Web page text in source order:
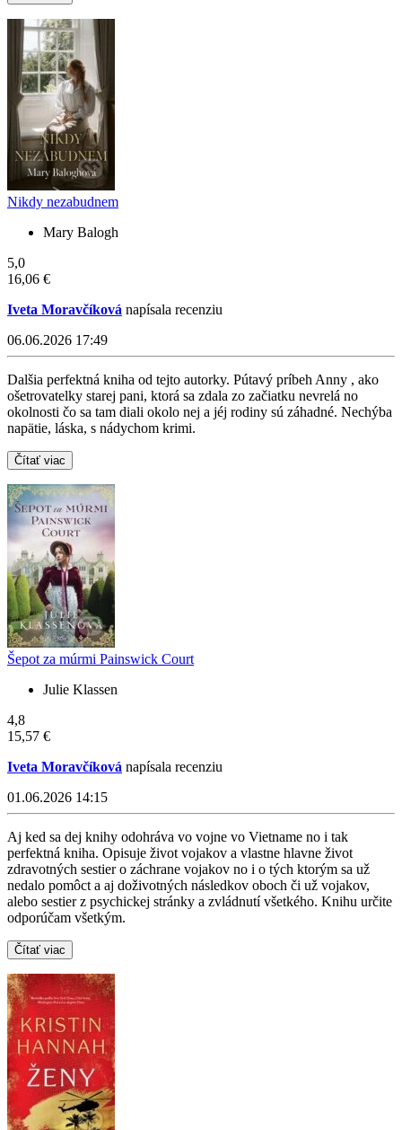
Nikdy nezabudnem
Mary Balogh
5,0
16,06 €
Iveta Moravčíková napísala recenziu
06.06.2026 17:49
Dalšia perfektná kniha od tejto autorky. Pútavý príbeh Anny , ako
ošetrovatelky starej pani, ktorá sa zdala zo začiatku nevrelá no
okolnosti čo sa tam diali okolo nej a jéj rodiny sú záhadné. Nechýba
napätie, láska, s nádychom krimi.
Čítať viac
Šepot za múrmi Painswick Court
Julie Klassen
4,8
15,57 €
Iveta Moravčíková napísala recenziu
01.06.2026 14:15
Aj ked sa dej knihy odohráva vo vojne vo Vietname no i tak
perfektná kniha. Opisuje život vojakov a vlastne hlavne život
zdravotných sestier o záchrane vojakov no i o tých ktorým sa už
nedalo pomôct a aj doživotných následkov oboch či už vojakov,
alebo sestier z psychickej stránky a zvládnutí všetkého. Knihu určite
odporúčam všetkým.
Čítať viac